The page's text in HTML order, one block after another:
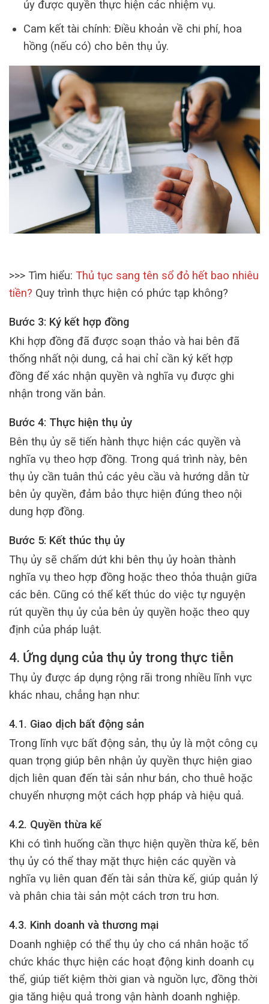
ủy được quyền thực hiện các nhiệm vụ.
Cam kết tài chính: Điều khoản về chi phí, hoa
hồng (nếu có) cho bên thụ ủy.
>>> Tìm hiểu: Thủ tục sang tên sổ đỏ hết bao nhiêu
tiền? Quy trình thực hiện có phức tạp không?
Bước 3: Ký kết hợp đồng
Khi hợp đồng đã được soạn thảo và hai bên đã
thống nhất nội dung, cả hai chỉ cần ký kết hợp
đồng để xác nhận quyền và nghĩa vụ được ghi
nhận trong văn bản.
Bước 4: Thực hiện thụ ủy
Bên thụ ủy sẽ tiến hành thực hiện các quyền và
nghĩa vụ theo hợp đồng. Trong quá trình này, bên
thụ ủy cần tuân thủ các yêu cầu và hướng dẫn từ
bên ủy quyền, đảm bảo thực hiện đúng theo nội
dung hợp đồng.
Bước 5: Kết thúc thụ ủy
Thụ ủy sẽ chấm dứt khi bên thụ ủy hoàn thành
nghĩa vụ theo hợp đồng hoặc theo thỏa thuận giữa
các bên. Cũng có thể kết thúc do việc tự nguyện
rút quyền thụ ủy của bên ủy quyền hoặc theo quy
định của pháp luật.
4. Ứng dụng của thụ ủy trong thực tiễn
Thụ ủy được áp dụng rộng rãi trong nhiều lĩnh vực
khác nhau, chẳng hạn như:
4.1. Giao dịch bất động sản
Trong lĩnh vực bất động sản, thụ ủy là một công cụ
quan trọng giúp bên nhận ủy quyền thực hiện giao
dịch liên quan đến tài sản như bán, cho thuê hoặc
chuyển nhượng một cách hợp pháp và hiệu quả.
4.2. Quyền thừa kế
Khi có tình huống cần thực hiện quyền thừa kế, bên
thụ ủy có thể thay mặt thực hiện các quyền và
nghĩa vụ liên quan đến tài sản thừa kế, giúp quản lý
và phân chia tài sản một cách trơn tru hơn.
4.3. Kinh doanh và thương mại
Doanh nghiệp có thể thụ ủy cho cá nhân hoặc tổ
chức khác thực hiện các hoạt động kinh doanh cụ
thể, giúp tiết kiệm thời gian và nguồn lực, đồng thời
gia tăng hiệu quả trong vận hành doanh nghiệp.